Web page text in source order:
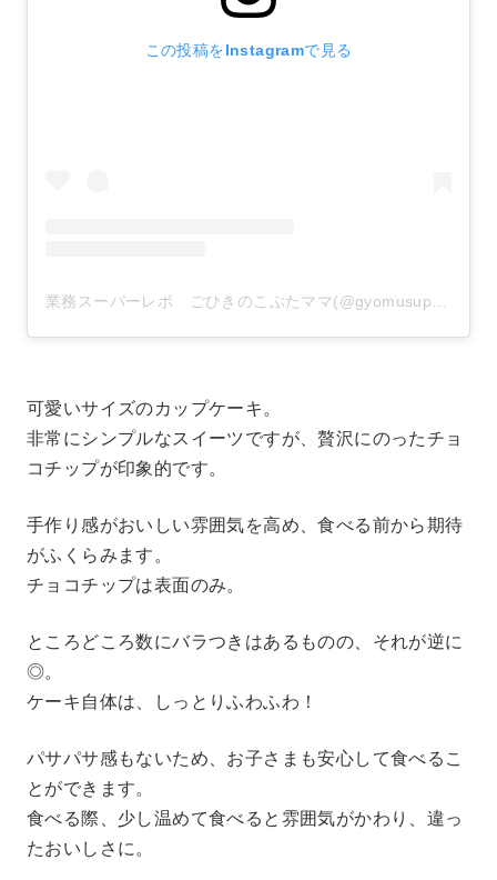
この投稿をInstagramで見る
業務スーパーレポ ごひきのこぶたママ(@gyomusuper_love)がシェアした投稿
可愛いサイズのカップケーキ。
非常にシンプルなスイーツですが、贅沢にのったチョ
コチップが印象的です。
手作り感がおいしい雰囲気を高め、食べる前から期待
がふくらみます。
チョコチップは表面のみ。
ところどころ数にバラつきはあるものの、それが逆に
◎。
ケーキ自体は、しっとりふわふわ！
パサパサ感もないため、お子さまも安心して食べるこ
とができます。
食べる際、少し温めて食べると雰囲気がかわり、違っ
たおいしさに。